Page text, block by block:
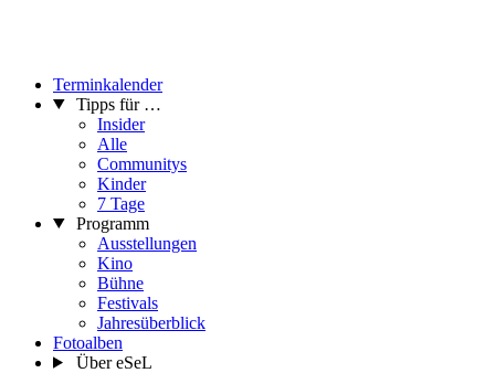
Terminkalender
Tipps für …
Insider
Alle
Communitys
Kinder
7 Tage
Programm
Ausstellungen
Kino
Bühne
Festivals
Jahresüberblick
Fotoalben
Über eSeL